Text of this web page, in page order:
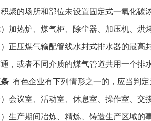
聚的场所和部位未设置固定式一氧化碳
）加热炉、煤气柜、除尘器、加压机、
）正压煤气输配管线水封式排水器的最
，或者不同介质的煤气管道共用一个排
有色企业有下列情形之一的，应当判定
）会议室、活动室、休息室、操作室、
）生产期间冶炼、精炼、铸造生产区域